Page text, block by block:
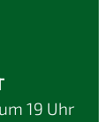
19 Uhr